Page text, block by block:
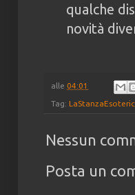
qualche
novità
alle 04:01
Tag:
Nessun
Posta un